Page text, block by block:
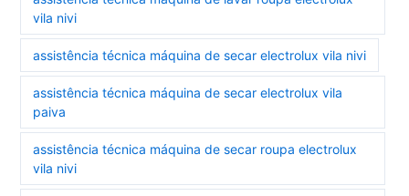
vila nivi
assistência técnica máquina de secar electrolux vila nivi
assistência técnica máquina de secar electrolux vila
paiva
assistência técnica máquina de secar roupa electrolux
vila nivi